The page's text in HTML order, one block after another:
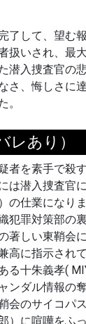
了して、望む
扱いされ、最
潜入捜査官の
さ、悔しさに
。
レあり）
者を素手で殺
は潜入捜査官
の仕業になり
犯罪対策部の
著しい東鞘会
高に指示され
る十朱義孝(
ンダル情報の
会のサイコパ
）に喧嘩をふ